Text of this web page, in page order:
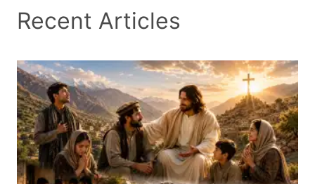
What do you think people should have known about Jesus
Christ? so the question is, who is Jesus Christ
Recent Articles